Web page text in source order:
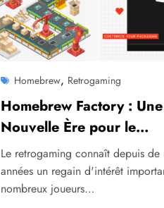
Homebrew, Retrogaming
Homebrew Factory : Une
Nouvelle Ère pour le
Retrogaming et la
Indépendante
Le retrogaming connaît depuis de
années un regain d'intérêt
nombreux joueurs…